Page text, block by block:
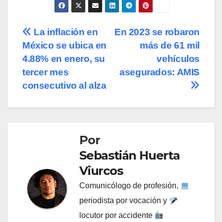
Navegación
de
entradas
En 2023 se robaron
más de 61 mil
vehículos
asegurados: AMIS
La inflación en
México se ubica en
4.88% en enero, su
tercer mes
consecutivo al alza
Por
Sebastián Huerta
Viurcos
Comunicólogo de profesión,
periodista por vocación y
locutor por accidente